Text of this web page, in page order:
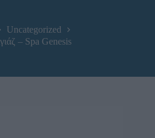
Uncategorized
– Spa Genesis